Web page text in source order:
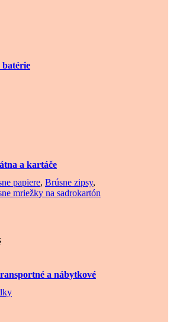
a kartáče
papiere, Brúsne zipsy,
mriežky na sadrokartón
a nábytkové